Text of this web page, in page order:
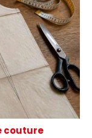
couture